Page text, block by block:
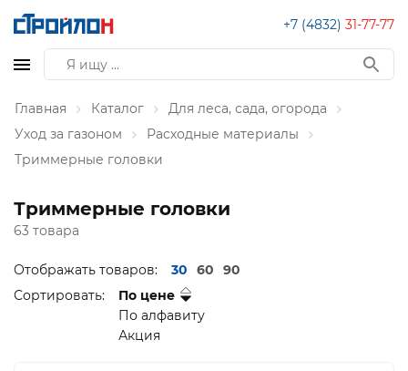
+7 (4832) 31-77-77
Главная Каталог
Для леса, сада, огорода
Уход за газоном
Расходные материалы
Триммерные головки
Триммерные головки
63 товара
Отображать товаров: 30 60
90
Сортировать:
По цене
По алфавиту
Акция